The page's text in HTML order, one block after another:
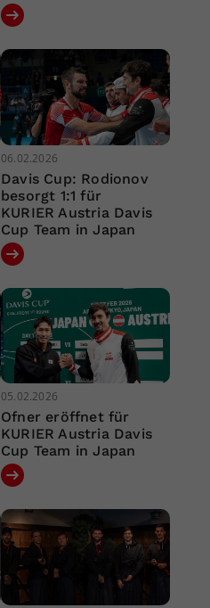
06.02.2026
Davis Cup: Rodionov
besorgt 1:1 für
KURIER Austria Davis
Cup Team in Japan
05.02.2026
Ofner eröffnet für
KURIER Austria Davis
Cup Team in Japan